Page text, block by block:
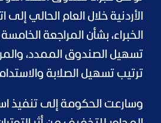
الأردنية خلال العام الحالي
الخبراء، بشأن المراجعة
تسهيل الصندوق الممدد،
ترتيب تسهيل الصلابة
وسارعت الحكومة إلى تنفيذ